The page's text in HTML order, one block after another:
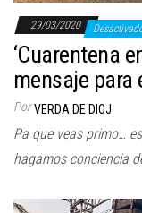
29/03/2020
‘Cuarentena
mensaje para
Por VERDA DE DIOJ
Pa que veas primo…
hagamos conciencia